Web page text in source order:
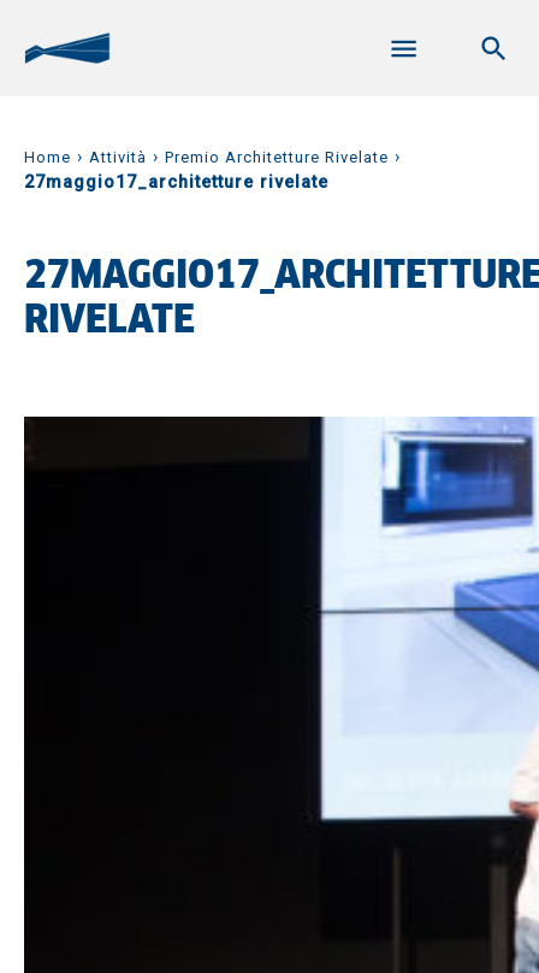
Home › Attività › Premio Architetture Rivelate ›
27maggio17_architetture rivelate
RIVELATE